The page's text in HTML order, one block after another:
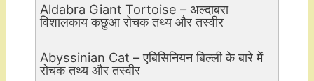
Aldabra Giant Tortoise – अल्दाबरा
विशालकाय कछुआ रोचक तथ्य और तस्वीर
Abyssinian Cat – एबिसिनियन बिल्ली के बारे में
रोचक तथ्य और तस्वीर